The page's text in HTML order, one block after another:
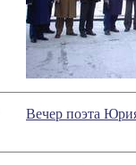
Вечер поэта